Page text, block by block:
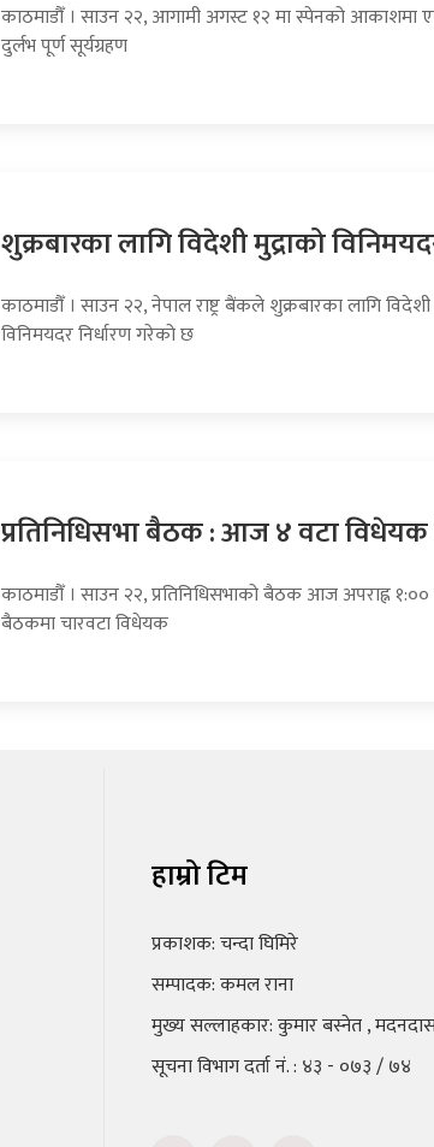
काठमाडौँ । साउन २२, आगामी अगस्ट १२ मा स्पेनको आकाशमा
दुर्लभ पूर्ण सूर्यग्रहण
शुक्रबारका लागि विदेशी मुद्राको
काठमाडौँ । साउन २२, नेपाल राष्ट्र बैंकले शुक्रबारका लागि विदेशी
विनिमयदर निर्धारण गरेको छ
प्रतिनिधिसभा बैठक : आज ४ वटा
काठमाडौँ । साउन २२, प्रतिनिधिसभाको बैठक आज अपराह्न
बैठकमा चारवटा विधेयक
हाम्रो टिम
प्रकाशक: चन्दा घिमिरे
सम्पादक: कमल राना
मुख्य सल्लाहकार: कुमार बस्नेत , मदनदास
सूचना विभाग दर्ता नं. : ४३ - ०७३ / ७४